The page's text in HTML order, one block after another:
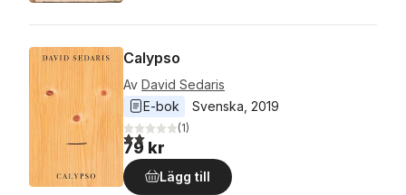
Calypso
Av David Sedaris
E-bok
Svenska, 2019
2,0utav 5 stjärnor. Totalt antal röster:
(1)
79 kr
Lägg till